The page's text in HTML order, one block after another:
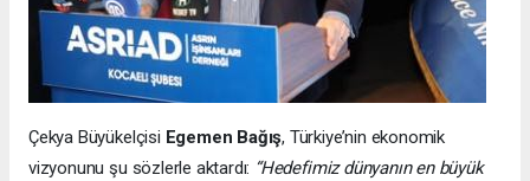
Çekya Büyükelçisi Egemen Bağış, Türkiye’nin ekonomik
vizyonunu şu sözlerle aktardı: “Hedefimiz dünyanın en büyük